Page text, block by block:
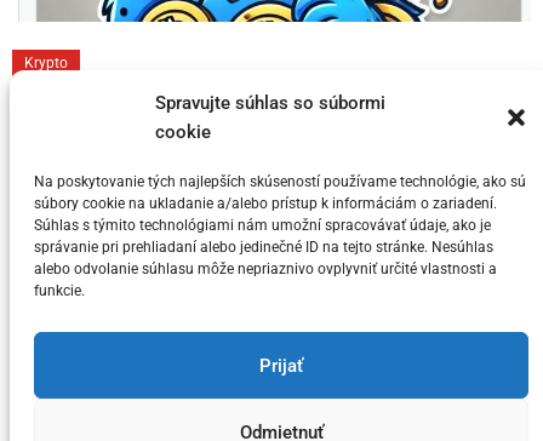
Spravujte súhlas so súbormi
cookie
Na poskytovanie tých najlepších skúseností používame technológie, ako sú
súbory cookie na ukladanie a/alebo prístup k informáciám o zariadení.
Súhlas s týmito technológiami nám umožní spracovávať údaje, ako je
správanie pri prehliadaní alebo jedinečné ID na tejto stránke. Nesúhlas
alebo odvolanie súhlasu môže nepriaznivo ovplyvniť určité vlastnosti a
funkcie.
Prijať
Odmietnuť
Krypto
Toto sú 3 dôvody prečo si myslia niektorí
KRYPTO Analytici, že Bitcoin dosahuje
svoj vrchol v tomto cykle
Posted on5. júla 2024 by meny.sk
You have not selected any currencies to display